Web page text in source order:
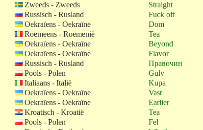
Zweeds - Zweeds Straight
Russisch - Rusland Fuck off
Oekraïens - Oekraïne Dom
Roemeens - Roemenië Tea
Oekraïens - Oekraïne Beyond
Oekraïens - Oekraïne Flavor
Russisch - Rusland Правочин
Pools - Polen Gulv
Italiaans - Italië Kupa
Oekraïens - Oekraïne Vast
Oekraïens - Oekraïne Earlier
Kroatisch - Kroatië Tea
Pools - Polen Fel